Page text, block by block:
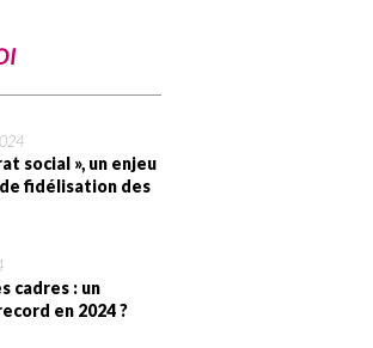
social », un enjeu
fidélisation des
cadres : un
en 2024 ?